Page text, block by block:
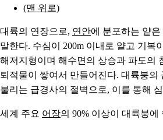
(맨 위로)
대륙의 연장으로, 연안에 분포하는 얕
말한다. 수심이 200m 이내로 얕고 기복
해저지형이며 해수면의 상승과 파도의
퇴적물이 쌓여서 만들어진다. 대륙붕의
불리는 급경사의 절벽으로, 이를 통해
세계 주요 어장의 90% 이상이 대륙붕에